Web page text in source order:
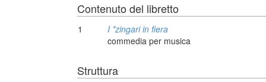
Contenuto del libretto
1
I *zingari in fiera
commedia per musica
Struttura